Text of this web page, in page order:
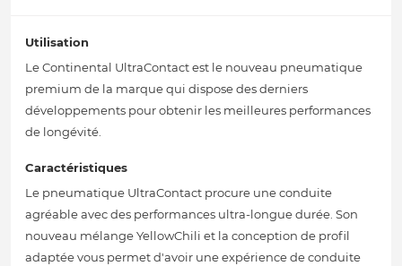
Utilisation
Le Continental UltraContact est le nouveau pneumatique
premium de la marque qui dispose des derniers
développements pour obtenir les meilleures performances
de longévité.
Caractéristiques
Le pneumatique UltraContact procure une conduite
agréable avec des performances ultra-longue durée. Son
nouveau mélange YellowChili et la conception de profil
adaptée vous permet d'avoir une expérience de conduite